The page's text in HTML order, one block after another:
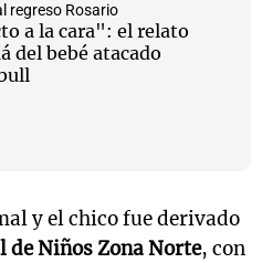
regreso Rosario
a la cara": el relato
del bebé atacado
y el chico fue derivado
de Niños Zona Norte, con